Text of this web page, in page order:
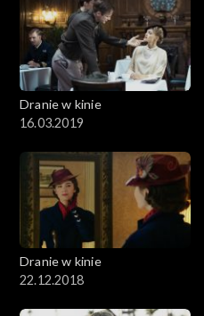
Dranie w kinie
16.03.2019
Dranie w kinie
22.12.2018